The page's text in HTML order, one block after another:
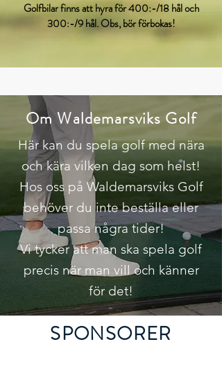
Golfbilar finns att hyra för 400:-/18 hål och
300:-/9 hål. Obs, bör förbokas!
Om Waldemarsviks Golf
Här kan du spela golf med nära
och kära vilken dag som helst!
Hos oss på Waldemarsviks Golf
behöver du inte beställa eller
passa några tider!
Vi tycker att man ska spela golf
precis när man vill och känner
för det!
SPONSORER